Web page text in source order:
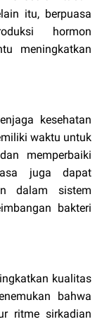
itu, berpuasa
hormon
meningkatkan
kesehatan
waktu untuk
memperbaiki
juga dapat
dalam sistem
bakteri
kualitas
bahwa
ritme sirkadian